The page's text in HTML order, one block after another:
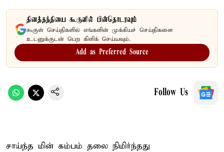
தினத்தந்தியை கூகுளில் பின்தொடரவும்
கூகுள் செய்திகளில் எங்களின் முக்கியச் செய்திகளை
உடனுக்குடன் பெற கிளிக் செய்யவும்.
Add as Preferred Source
Follow Us
சாய்ந்த மின் கம்பம் தலை நிமிர்ந்தது